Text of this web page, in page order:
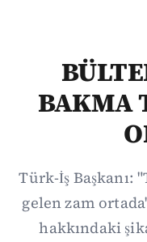
BAKMA
Türk-İş Başkanı:
gelen zam
hakkındaki